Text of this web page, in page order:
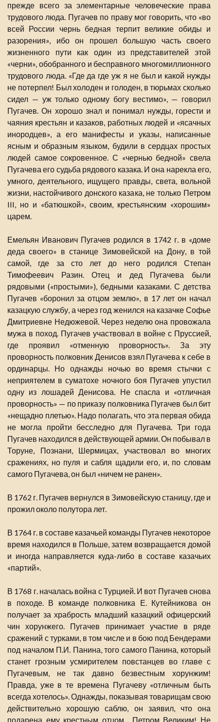
прежде всего за элементарные человеческие права
трудового люда. Пугачев по праву мог говорить, что «во
всей России чернь бедная терпит великие обиды и
разорения», ибо он прошел большую часть своего
жизненного пути как один из представителей этой
«черни», обобранного и бесправного многомиллионного
трудового люда. «Где да где уж я не был и какой нужды
не потерпел! Был холоден и голоден, в тюрьмах сколько
сидел — уж только одному богу вестимо», — говорил
Пугачев. Он хорошо знал и понимал нужды, горести и
чаяния крестьян и казаков, работных людей и «ясачных
инородцев», а его манифесты и указы, написанные
ясным и образным языком, будили в сердцах простых
людей самое сокровенное. С «чернью бедной» свела
Пугачева его судьба рядового казака. И она нарекла его,
умного, деятельного, ищущего правды, света, вольной
жизни, настойчивого донского казака, не только Петром
III, но и «батюшкой», своим, крестьянским «хорошим»
царем.
Емельян Иванович Пугачев родился в 1742 г. в «доме
деда своего» в станице Зимовейской на Дону, в той
самой, где за сто лет до него родился Степан
Тимофеевич Разин. Отец и дед Пугачева были
рядовыми («простыми»), бедными казаками. С детства
Пугачев «боронил за отцом землю», в 17 лет он начал
казацкую службу, а через год женился на казачке Софье
Дмитриевне Недюжевой. Через неделю она провожала
мужа в поход. Пугачев участвовал в войне с Пруссией,
где проявил «отменную проворность». За эту
проворность полковник Денисов взял Пугачева к себе в
ординарцы. Но однажды ночью во время стычки с
неприятелем в суматохе ночного боя Пугачев упустил
одну из лошадей Денисова. Не спасла и «отличная
проворность» — по приказу полковника Пугачев был бит
«нещадно плетью». Надо полагать, что эта первая обида
не могла пройти бесследно для Пугачева. Три года
Пугачев находился в действующей армии. Он побывал в
Торуне, Познани, Шермицах, участвовал во многих
сражениях, но пуля и сабля щадили его, и, по словам
самого Пугачева, он был «ничем не ранен».
В 1762 г. Пугачев вернулся в Зимовейскую станицу, где и
прожил около полутора лет.
В 1764 г. в составе казачьей команды Пугачев некоторое
время находился в Польше, затем возвращается домой
и иногда направляется куда-либо в составе казачьих
«партий».
В 1768 г. началась война с Турцией. И вот Пугачев снова
в походе. В команде полковника Е. Кутейникова он
получает за храбрость младший казацкий офицерский
чин хорунжего. Пугачев принимает участие в ряде
сражений с турками, в том числе и в бою под Бендерами
под началом П.И. Панина, того самого Панина, который
станет грозным усмирителем повстанцев во главе с
Пугачевым, не так давно безвестным хорунжим!
Правда, уже в те времена Пугачеву «отличным быть
всегда хотелось». Однажды, показывая товарищам свою
действительно хорошую саблю, он заявил, что она
подарена ему крестным отцом... Петром Великим! Не